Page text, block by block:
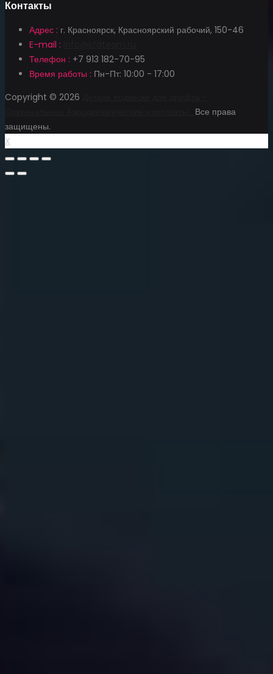
Контакты
Адрес : г. Красноярск, Красноярский рабочий, 150-46
E-mail :
Телефон : +7 913 182-70-95
Время работы : Пн-Пт: 10:00 - 17:00
Copyright © 2026
Все права
защищены.
X